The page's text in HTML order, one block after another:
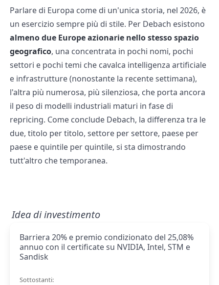
Parlare di Europa come di un'unica storia, nel 2026, è
un esercizio sempre più di stile. Per Debach esistono
almeno due Europe azionarie nello stesso spazio
geografico, una concentrata in pochi nomi, pochi
settori e pochi temi che cavalca intelligenza artificiale
e infrastrutture (nonostante la recente settimana),
l'altra più numerosa, più silenziosa, che porta ancora
il peso di modelli industriali maturi in fase di
repricing. Come conclude Debach, la differenza tra le
due, titolo per titolo, settore per settore, paese per
paese e quintile per quintile, si sta dimostrando
tutt'altro che temporanea.
Idea di investimento
Barriera 20% e premio condizionato del 25,08%
annuo con il certificate su NVIDIA, Intel, STM e
Sandisk
Sottostanti: